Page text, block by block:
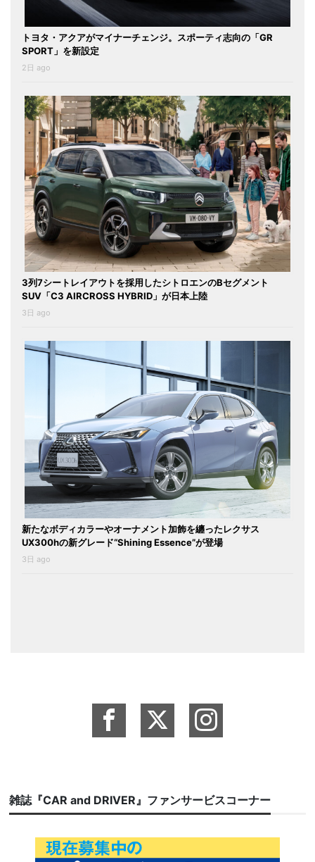
トヨタ・アクアがマイナーチェンジ。スポーティ志向の「GR
SPORT」を新設定
2日 ago
3列7シートレイアウトを採用したシトロエンのBセグメント
SUV「C3 AIRCROSS HYBRID」が日本上陸
3日 ago
新たなボディカラーやオーナメント加飾を纏ったレクサス
UX300hの新グレード“Shining Essence”が登場
3日 ago
雑誌『CAR and DRIVER』ファンサービスコーナー